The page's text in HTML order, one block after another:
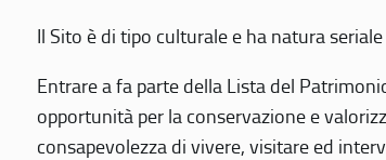
Il Sito è di tipo culturale e ha natura
Entrare a fa parte della Lista del
opportunità per la conservazione e
consapevolezza di vivere, visitare ed